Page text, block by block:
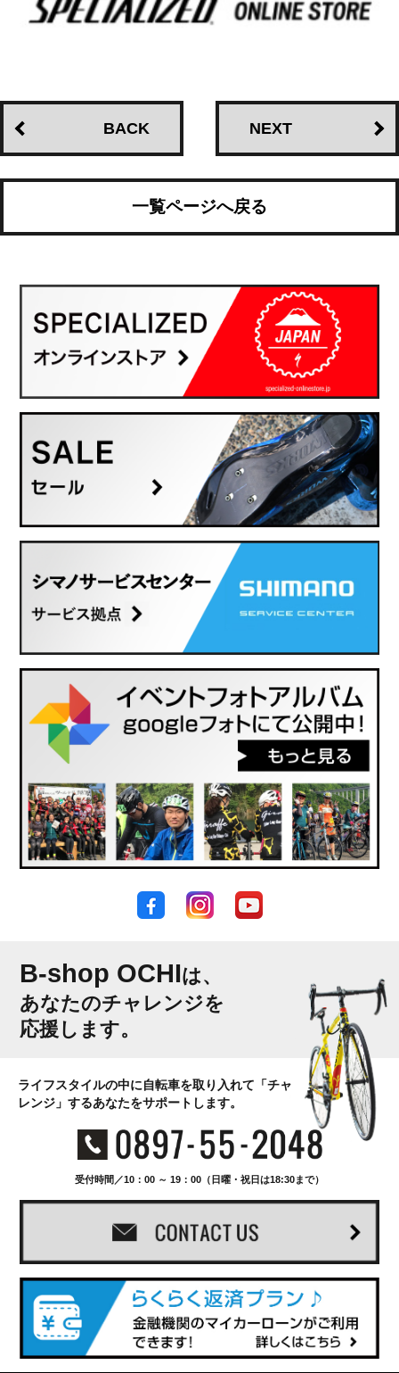
BACK NEXT
一覧ページへ戻る
B-shop OCHIは、
あなたのチャレンジを
応援します。
ライフスタイルの中に自転車を取り入れて「チャ
レンジ」するあなたをサポートします。
受付時間／10：00 ～ 19：00（日曜・祝日は18:30まで）